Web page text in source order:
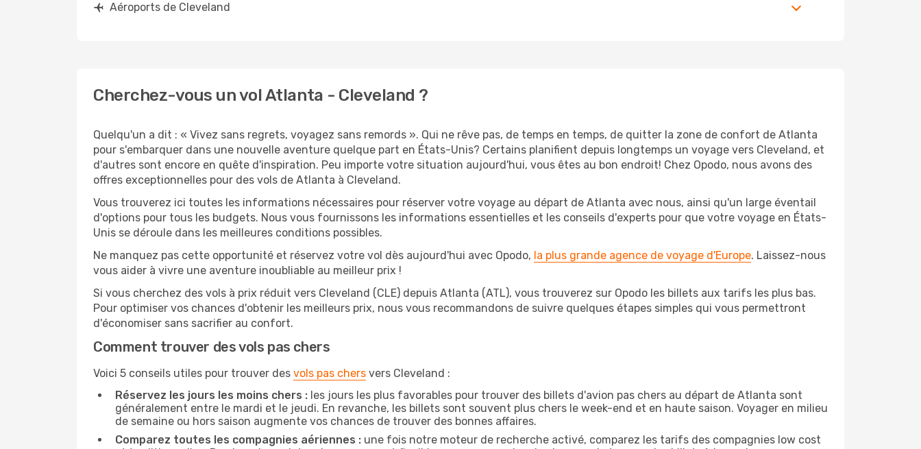
Aéroports de Cleveland
Cherchez-vous un vol Atlanta - Cleveland ?
Quelqu'un a dit : « Vivez sans regrets, voyagez sans remords ». Qui ne rêve pas, de temps en temps, de quitter la zone de confort de Atlanta
pour s'embarquer dans une nouvelle aventure quelque part en États-Unis? Certains planifient depuis longtemps un voyage vers Cleveland, et
d'autres sont encore en quête d'inspiration. Peu importe votre situation aujourd'hui, vous êtes au bon endroit! Chez Opodo, nous avons des
offres exceptionnelles pour des vols de Atlanta à Cleveland.
Vous trouverez ici toutes les informations nécessaires pour réserver votre voyage au départ de Atlanta avec nous, ainsi qu'un large éventail
d'options pour tous les budgets. Nous vous fournissons les informations essentielles et les conseils d'experts pour que votre voyage en États-
Unis se déroule dans les meilleures conditions possibles.
Ne manquez pas cette opportunité et réservez votre vol dès aujourd'hui avec Opodo, la plus grande agence de voyage d'Europe. Laissez-nous
vous aider à vivre une aventure inoubliable au meilleur prix !
Si vous cherchez des vols à prix réduit vers Cleveland (CLE) depuis Atlanta (ATL), vous trouverez sur Opodo les billets aux tarifs les plus bas.
Pour optimiser vos chances d'obtenir les meilleurs prix, nous vous recommandons de suivre quelques étapes simples qui vous permettront
d'économiser sans sacrifier au confort.
Comment trouver des vols pas chers
Voici 5 conseils utiles pour trouver des vols pas chers vers Cleveland :
Réservez les jours les moins chers : les jours les plus favorables pour trouver des billets d'avion pas chers au départ de Atlanta sont
généralement entre le mardi et le jeudi. En revanche, les billets sont souvent plus chers le week-end et en haute saison. Voyager en milieu
de semaine ou hors saison augmente vos chances de trouver des bonnes affaires.
Comparez toutes les compagnies aériennes : une fois notre moteur de recherche activé, comparez les tarifs des compagnies low cost